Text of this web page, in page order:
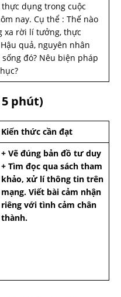
dụng trong cuộc
nay. Cụ thể : Thế nào
xa rời lí tưởng, thực
quả, nguyên nhân
đó? Nêu biện pháp
5 phút)
Kiến thức cần đạt
+ Vẽ đúng bản đồ tư duy
+ Tìm đọc qua sách tham
khảo, xử lí thông tin trên
mạng. Viết bài cảm nhận
riêng với tình cảm chân
thành.